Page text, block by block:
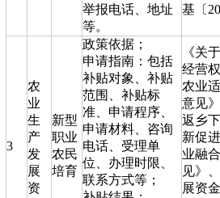
举报电话、地址
等。
基〔
3
农
业
生
产
发
展
资
新型
职业
农民
培育
政策依据；
申请指南：包括
补贴对象、补贴
范围、补贴标
准、申请程序、
申请材料、咨询
电话、受理单
位、办理时限、
联系方式等；
《关
经营
农业
意见
返乡
新促
业融
见》
展资